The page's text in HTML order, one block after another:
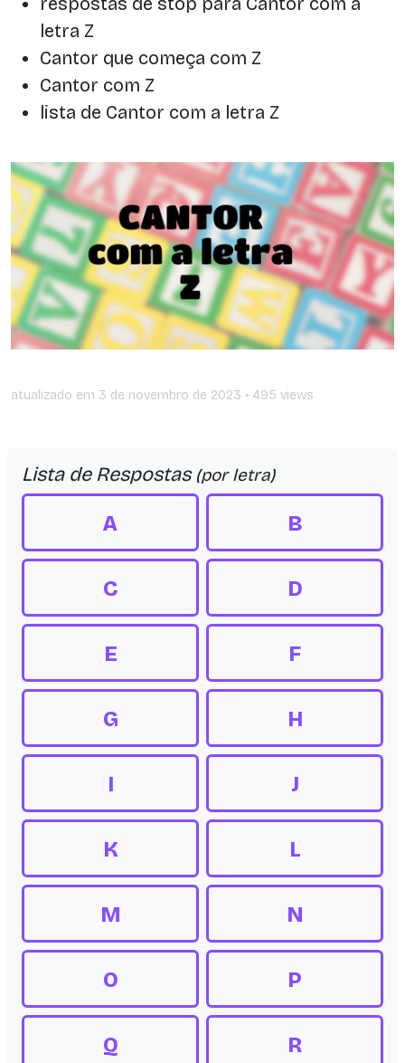
letra Z
Cantor que começa com Z
Cantor com Z
lista de Cantor com a letra Z
atualizado em 3 de novembro de 2023 • 495 views
Lista de Respostas (por letra)
A B
C D
E F
G H
I J
K L
M N
O P
Q R